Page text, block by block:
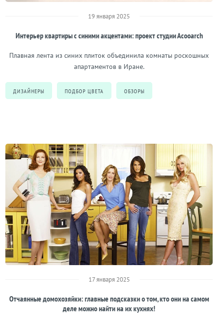
19 января 2025
Интерьер квартиры с синими акцентами: проект студии Асооаrch
Плавная лента из синих плиток объединила комнаты роскошных
апартаментов в Иране.
ДИЗАЙНЕРЫ ПОДБОР ЦВЕТА ОБЗОРЫ
17 января 2025
Отчаянные домохозяйки: главные подсказки о том, кто они на самом
деле можно найти на их кухнях!